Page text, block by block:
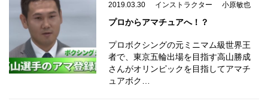
2019.03.30 インストラクター 小原敏也
プロからアマチュアへ！？
プロボクシングの元ミニマム級世界王
者で、東京五輪出場を目指す高山勝成
さんがオリンピックを目指してアマチ
ュアボク…